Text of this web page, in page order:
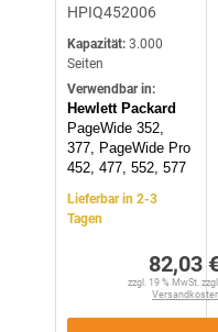
HPIQ452006
Kapazität: 3.000
Seiten
Verwendbar in:
Hewlett Packard
PageWide 352,
377, PageWide Pro
452, 477, 552, 577
Lieferbar in 2-3
Tagen
82,03
zzgl. 19 % MwSt.